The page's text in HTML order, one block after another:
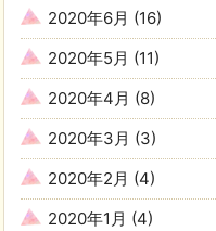
2020年6月 (16)
2020年5月 (11)
2020年4月 (8)
2020年3月 (3)
2020年2月 (4)
2020年1月 (4)